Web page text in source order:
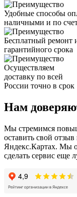
Удобные способы
наличными и по
Бесплатный ремонт
гарантийного срока
Осуществляем
доставку по всей
России точно в срок
Нам
Мы стремимся
оставить свой
Яндекс.Картах. Мы
сделать сервис еще